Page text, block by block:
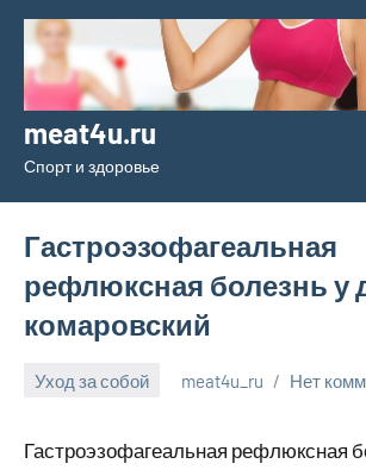
Перейти
содержимому
meat4u.ru
Спорт и здоровье
Гастроэзофагеальная
рефлюксная болезнь у
комаровский
Уход за собой
2024
meat4u_ru Нет
Гастроэзофагеальная рефлюксная